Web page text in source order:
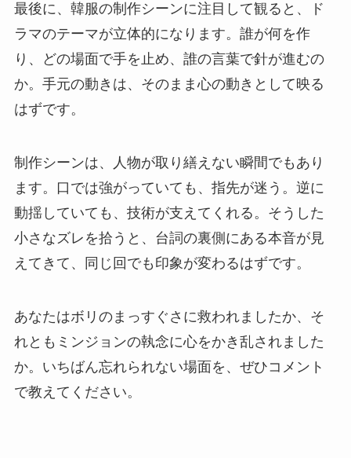
最後に、韓服の制作シーンに注目して観ると、ド
ラマのテーマが立体的になります。誰が何を作
り、どの場面で手を止め、誰の言葉で針が進むの
か。手元の動きは、そのまま心の動きとして映る
はずです。
制作シーンは、人物が取り繕えない瞬間でもあり
ます。口では強がっていても、指先が迷う。逆に
動揺していても、技術が支えてくれる。そうした
小さなズレを拾うと、台詞の裏側にある本音が見
えてきて、同じ回でも印象が変わるはずです。
あなたはボリのまっすぐさに救われましたか、そ
れともミンジョンの執念に心をかき乱されました
か。いちばん忘れられない場面を、ぜひコメント
で教えてください。